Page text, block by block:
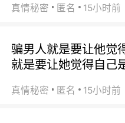
真情秘密 匿名 15小时前
骗男人就是要让他觉
就是要让她觉得自己
真情秘密 匿名 15小时前